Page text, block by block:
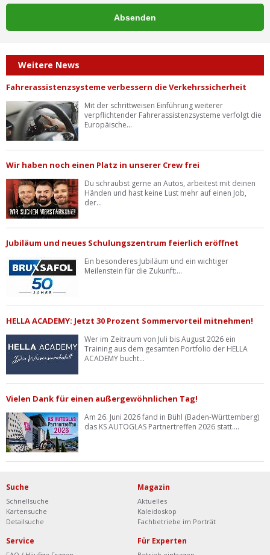
Weitere News
Fahrerassistenzsysteme verbessern die Verkehrssicherheit
Mit der schrittweisen Einführung weiterer
verpflichtender Fahrerassistenzsysteme verfolgt die
Europäische...
Wir haben noch einen Platz in unserer Crew frei
Du schraubst gerne an Autos, arbeitest mit deinen
Händen und hast keine Lust mehr auf einen Job,
der...
Jubiläum und neues Schulungszentrum feierlich eröffnet
Ein besonderes Jubiläum und ein wichtiger
Meilenstein für die Zukunft:...
HELLA ACADEMY: Jetzt 30 Prozent Sommervorteil mitnehmen!
Wer im Zeitraum von Juli bis August 2026 ein
Training aus dem gesamten Portfolio der HELLA
ACADEMY bucht...
Vielen Dank für einen außergewöhnlichen Tag!
Am 26. Juni 2026 fand in Bühl (Baden-Württemberg)
das KS AUTOGLAS Partnertreffen 2026 statt....
Suche
Schnellsuche
Kartensuche
Detailsuche
Magazin
Aktuelles
Kaleidoskop
Fachbetriebe im Porträt
Service Für Experten